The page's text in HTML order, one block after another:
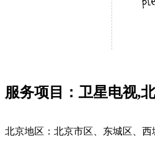
服务项目：卫星电视,
北京地区：北京市区、东城区、